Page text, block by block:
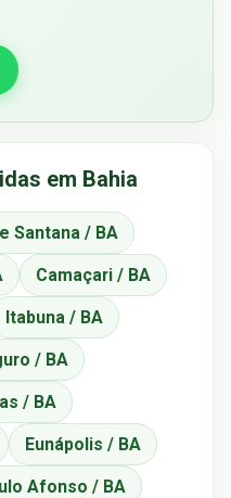
em Bahia
Santana / BA
Camaçari / BA
Itabuna / BA
/ BA
/ BA
Eunápolis / BA
Afonso / BA